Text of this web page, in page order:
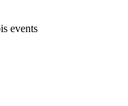
events